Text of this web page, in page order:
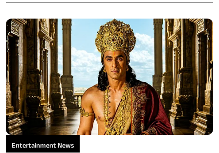
Entertainment News